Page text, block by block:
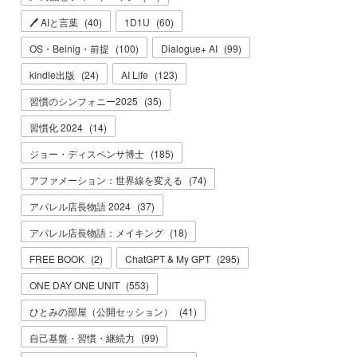
🖊 AIと言葉 (40) 1D1U (60)
OS・Beinig・前提 (100) Dialogue+ AI (99)
kindle出版 (24) AI Life (123)
習慣のシンフォニー2025 (35)
習慣化 2024 (14)
ジョー・ディスペンサ博士 (185)
アファメーション：世界線を変える (74)
アパレル店長物語 2024 (37)
アパレル店長物語：メイキング (18)
FREE BOOK (2) ChatGPT & My GPT (295)
ONE DAY ONE UNIT (553)
ひとみの部屋（公開セッション）
(41)
自己基盤・習慣・継続力 (99)